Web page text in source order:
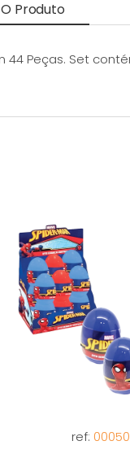
Produto
Peças. Set
ref: